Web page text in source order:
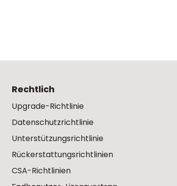
Rechtlich
Upgrade-Richtlinie
Datenschutzrichtlinie
Unterstützungsrichtlinie
Rückerstattungsrichtlinien
CSA-Richtlinien